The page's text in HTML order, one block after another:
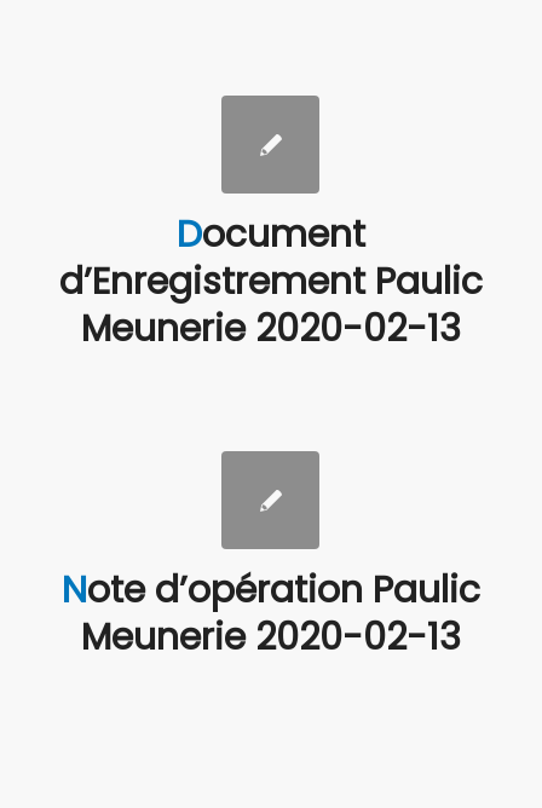
Document
d’Enregistrement Paulic
Meunerie 2020-02-13
Note d’opération Paulic
Meunerie 2020-02-13